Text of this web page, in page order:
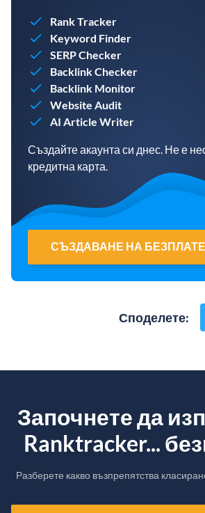
Rank Tracker
Keyword Finder
SERP Checker
Backlink Checker
Backlink Monitor
Website Audit
AI Article Writer
Създайте акаунта си днес. Не е
кредитна карта.
СЪЗДАВАНЕ НА
Споделете:
Започнете да
Ranktracker...
Разберете какво възпрепятства